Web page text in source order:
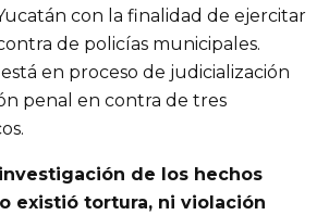
con la finalidad de ejercitar
de policías municipales.
en proceso de judicialización
penal en contra de tres
investigación de los hechos
existió tortura, ni violación